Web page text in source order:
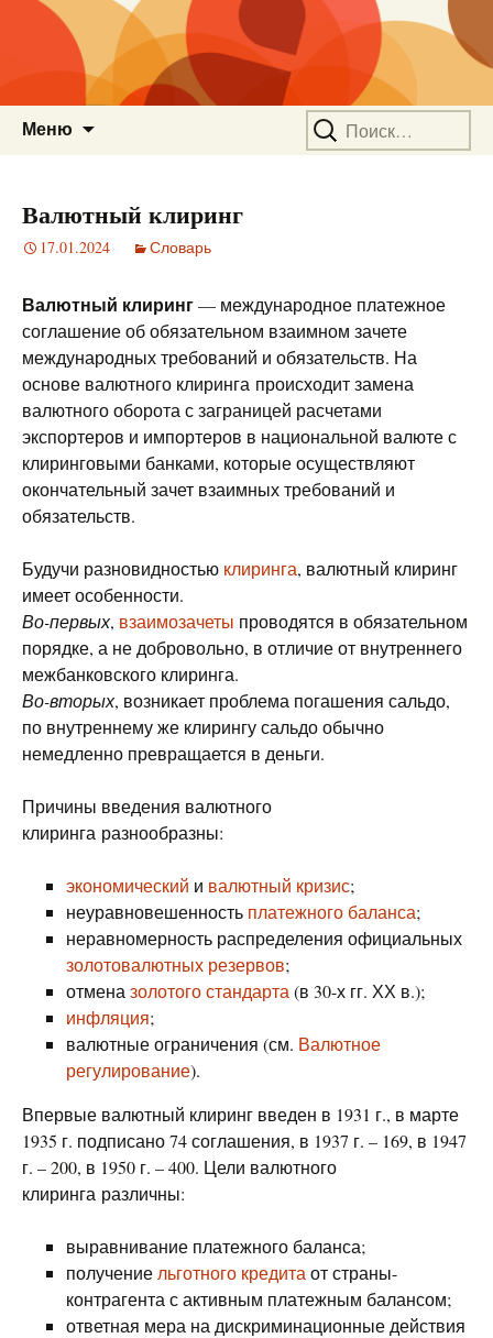
Меню Найти:
Валютный клиринг
17.01.2024 Словарь
Валютный клиринг— международное платежное
соглашение об обязательном взаимном зачете
международных требований и обязательств. На
основе валютного клиринга происходит замена
валютного оборота с заграницей расчетами
экспортеров и импортеров в национальной валюте с
клиринговыми банками, которые осуществляют
окончательный зачет взаимных требований и
обязательств.
Будучи разновидностью клиринга, валютный клиринг
имеет особенности.
Во-первых, взаимозачеты проводятся в обязательном
порядке, а не добровольно, в отличие от внутреннего
межбанковского клиринга.
Во-вторых, возникает проблема погашения сальдо,
по внутреннему же клирингу сальдо обычно
немедленно превращается в деньги.
Причины введения валютного
клиринга разнообразны:
экономический и валютный кризис;
неуравновешенность платежного баланса;
неравномерность распределения официальных
золотовалютных резервов;
отмена золотого стандарта (в 30-х гг. ХХ в.);
инфляция;
валютные ограничения (см. Валютное
регулирование).
Впервые валютный клиринг введен в 1931 г., в марте
1935 г. подписано 74 соглашения, в 1937 г. – 169, в 1947
г. – 200, в 1950 г. – 400. Цели валютного
клиринга различны:
выравнивание платежного баланса;
получение льготного кредита от страны-
контрагента с активным платежным балансом;
ответная мера на дискриминационные действия